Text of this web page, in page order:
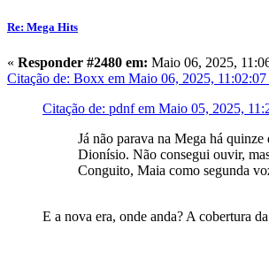
Re: Mega Hits
« Responder #2480 em: Maio 06, 2025,
Citação de: Boxx em Maio 06, 2025, 11:02:07
Citação de: pdnf em Maio 05, 2025,
Já não parava na Mega há
Dionísio. Não consegui ouvir,
Conguito, Maia como segunda
E a nova era, onde anda? A cobertura